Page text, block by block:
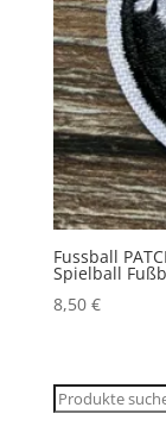
Fussball
Spielball
8,50 €
Suchen